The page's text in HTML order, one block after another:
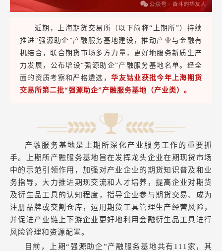
近期，上海期货交易所（以下简称“上期所”）持续
推进“强源助企”产融服务基地建设，推动产业与金融有
机结合，联合期货市场多方力量，更好地服务新质生产
力发展，公布增设“强源助企”产融服务基地名单。经全
面的资质考察和严格遴选，华友钴业获批今年上海期货
交易所第二批“强源助企”产融服务基地（产业类）。
产融服务基地是上期所深化产业服务工作的重要抓
手。上期所产融服务基地旨在发挥龙头企业在期现货市场
中的示范引领作用，加强对产业企业的期货知识普及和业
务指导，大力推进期现交流和人才培养，提高企业对期货
及衍生品工具的认知程度，指导企业参与期货交易、成为
注册品牌或交割仓库，运用期货工具管理生产经营风险，
并促进产业链上下游企业更好地利用金融衍生品工具进行
风险管理和资源配置。
目前，上期“强源助企”产融服务基地共有111家，其